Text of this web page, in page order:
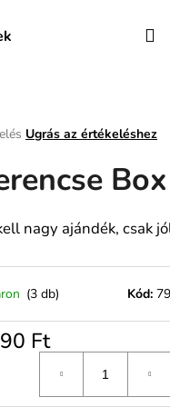
Üzleti feltételek
Ugrás az értékeléshez
Box
nagy ajándék, csak
(3 db) Kód:
Ft